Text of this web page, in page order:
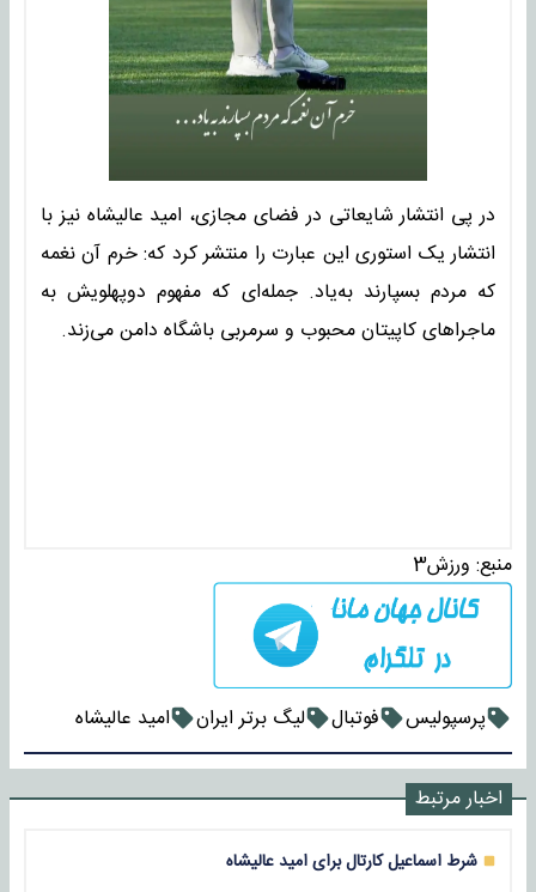
در پی انتشار شایعاتی در فضای مجازی، امید عالیشاه نیز با
انتشار یک استوری این عبارت را منتشر کرد که: خرم آن نغمه
که مردم بسپارند به‌یاد. جمله‌ای که مفهوم دوپهلویش به
ماجراهای کاپیتان محبوب و سرمربی باشگاه دامن می‌زند.
منبع: ورزش3
پرسپولیس فوتبال لیگ برتر ایران امید عالیشاه
اخبار مرتبط
شرط اسماعیل کارتال برای امید عالیشاه